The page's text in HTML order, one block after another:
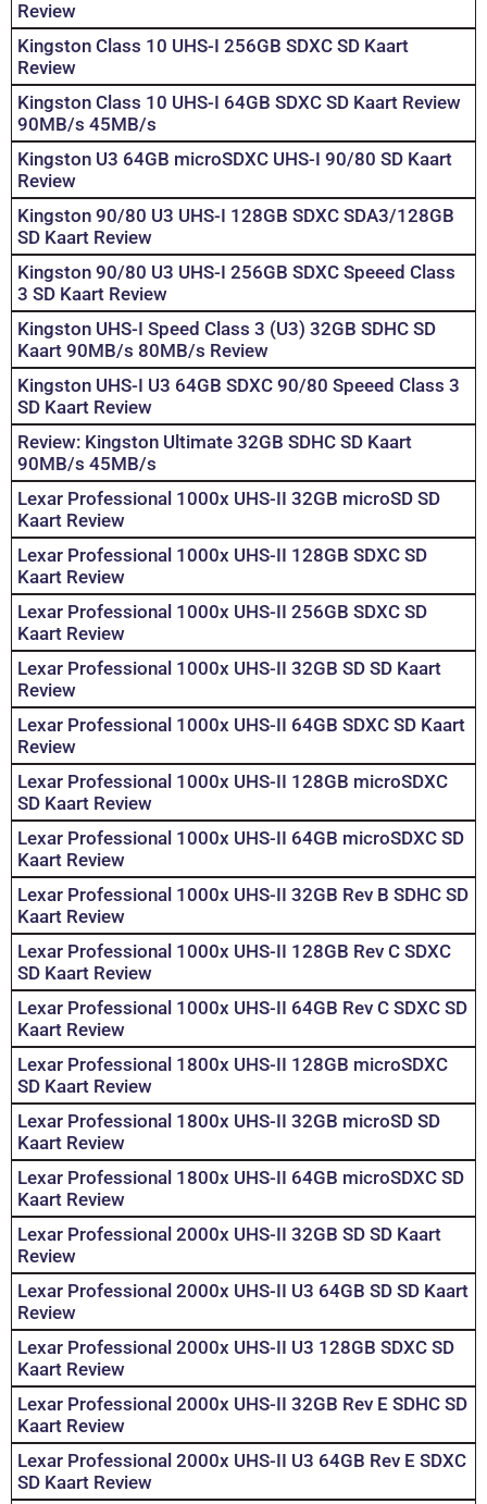
Review
Kingston Class 10 UHS-I 256GB SDXC SD Kaart
Review
Kingston Class 10 UHS-I 64GB SDXC SD Kaart Review
90MB/s 45MB/s
Kingston U3 64GB microSDXC UHS-I 90/80 SD Kaart
Review
Kingston 90/80 U3 UHS-I 128GB SDXC SDA3/128GB
SD Kaart Review
Kingston 90/80 U3 UHS-I 256GB SDXC Speeed Class
3 SD Kaart Review
Kingston UHS-I Speed Class 3 (U3) 32GB SDHC SD
Kaart 90MB/s 80MB/s Review
Kingston UHS-I U3 64GB SDXC 90/80 Speeed Class 3
SD Kaart Review
Review: Kingston Ultimate 32GB SDHC SD Kaart
90MB/s 45MB/s
Lexar Professional 1000x UHS-II 32GB microSD SD
Kaart Review
Lexar Professional 1000x UHS-II 128GB SDXC SD
Kaart Review
Lexar Professional 1000x UHS-II 256GB SDXC SD
Kaart Review
Lexar Professional 1000x UHS-II 32GB SD SD Kaart
Review
Lexar Professional 1000x UHS-II 64GB SDXC SD Kaart
Review
Lexar Professional 1000x UHS-II 128GB microSDXC
SD Kaart Review
Lexar Professional 1000x UHS-II 64GB microSDXC SD
Kaart Review
Lexar Professional 1000x UHS-II 32GB Rev B SDHC SD
Kaart Review
Lexar Professional 1000x UHS-II 128GB Rev C SDXC
SD Kaart Review
Lexar Professional 1000x UHS-II 64GB Rev C SDXC SD
Kaart Review
Lexar Professional 1800x UHS-II 128GB microSDXC
SD Kaart Review
Lexar Professional 1800x UHS-II 32GB microSD SD
Kaart Review
Lexar Professional 1800x UHS-II 64GB microSDXC SD
Kaart Review
Lexar Professional 2000x UHS-II 32GB SD SD Kaart
Review
Lexar Professional 2000x UHS-II U3 64GB SD SD Kaart
Review
Lexar Professional 2000x UHS-II U3 128GB SDXC SD
Kaart Review
Lexar Professional 2000x UHS-II 32GB Rev E SDHC SD
Kaart Review
Lexar Professional 2000x UHS-II U3 64GB Rev E SDXC
SD Kaart Review